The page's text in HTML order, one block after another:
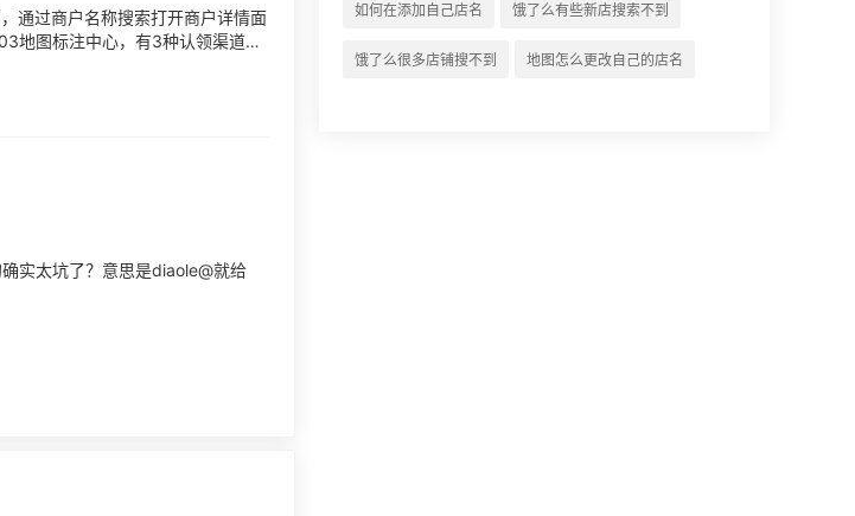
通过商户名称搜索打开商户详情面
地图标注中心，有3种认领渠道，
实太坑了？意思是diaole@就给
如何在添加自己店名 饿了么有些新店搜索不到
饿了么很多店铺搜不到 地图怎么更改自己的店名